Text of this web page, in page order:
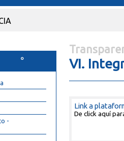
º
-
VI.
Link a
De click aquí